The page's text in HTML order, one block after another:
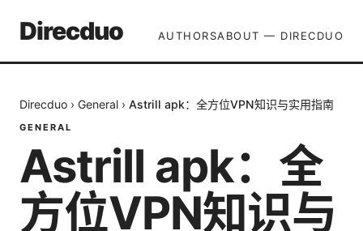
Direcduo AUTHORSABOUT — DIRECDUO
Direcduo › General › Astrill apk：全方位VPN知识与实用指南
GENERAL
Astrill apk：全
方位VPN知识与